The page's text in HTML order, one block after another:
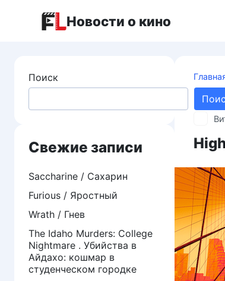
Новости о кино
Поиск
Свежие записи
Saccharine / Сахарин
Furious / Яростный
Wrath / Гнев
The Idaho Murders: College
Nightmare . Убийства в
Айдахо: кошмар в
студенческом городке